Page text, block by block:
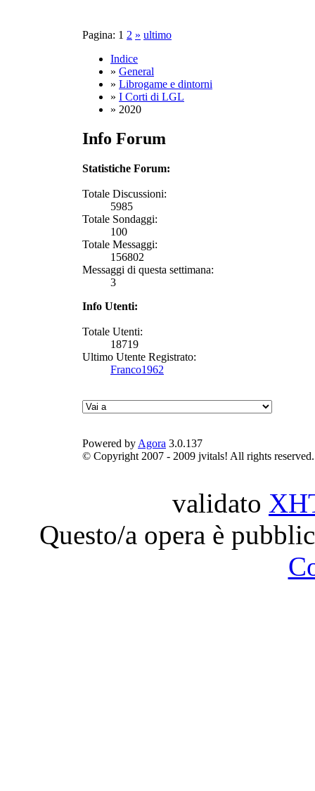
Pagina: 1 2 » ultimo
Indice
» General
» Librogame e dintorni
» I Corti di LGL
» 2020
Info Forum
Statistiche Forum:
Totale Discussioni:
5985
Totale Sondaggi:
100
Totale Messaggi:
156802
Messaggi di questa settimana:
3
Info Utenti:
Totale Utenti:
18719
Ultimo Utente Registrato:
Franco1962
Powered by Agora 3.0.137
© Copyright 2007 - 2009 jvitals! All rights reserved.
validato
Questo/a opera è